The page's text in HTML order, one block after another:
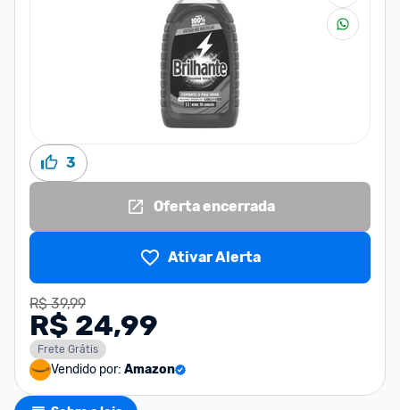
3
Oferta encerrada
Ativar Alerta
R$ 39,99
R$ 24,99
Frete Grátis
Vendido por: Amazon